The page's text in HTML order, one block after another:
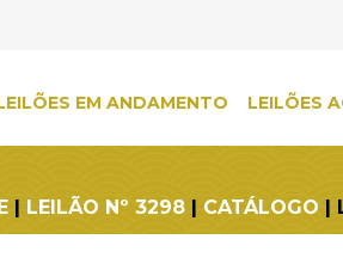
EM ANDAMENTO LEILÕES
| LEILÃO Nº 3298 | CATÁLOGO |